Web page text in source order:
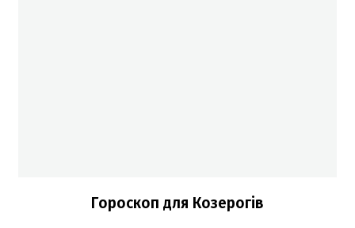
Гороскоп для Козерогів